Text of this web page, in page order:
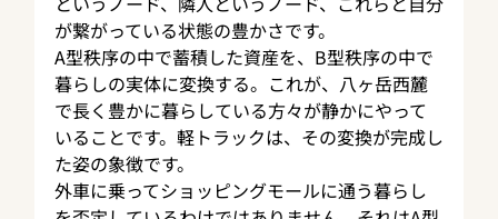
が繋がっている状態の豊かさです。
A型秩序の中で蓄積した資産を、B型秩序の中で
暮らしの実体に変換する。これが、八ヶ岳西麓
で長く豊かに暮らしている方々が静かにやって
いることです。軽トラックは、その変換が完成し
た姿の象徴です。
外車に乗ってショッピングモールに通う暮らし